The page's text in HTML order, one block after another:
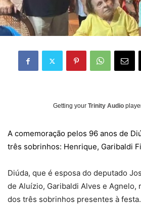
Getting your Trinity Audio
A comemoração pelos 96 anos de
três sobrinhos: Henrique, Garibaldi
Diúda, que é esposa do deputado
de Aluízio, Garibaldi Alves e Agnelo,
dos três sobrinhos presentes à festa.